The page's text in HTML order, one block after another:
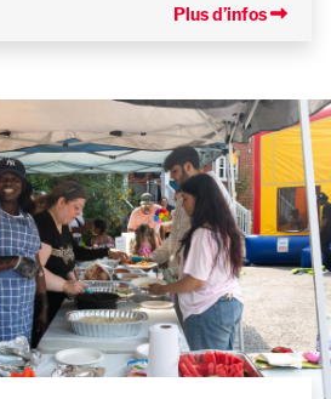
Plus d’infos